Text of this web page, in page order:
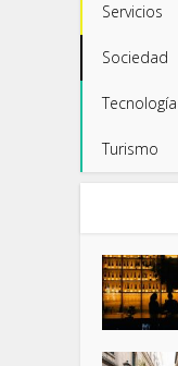
Servicios
Sociedad
Tecnología
Turismo